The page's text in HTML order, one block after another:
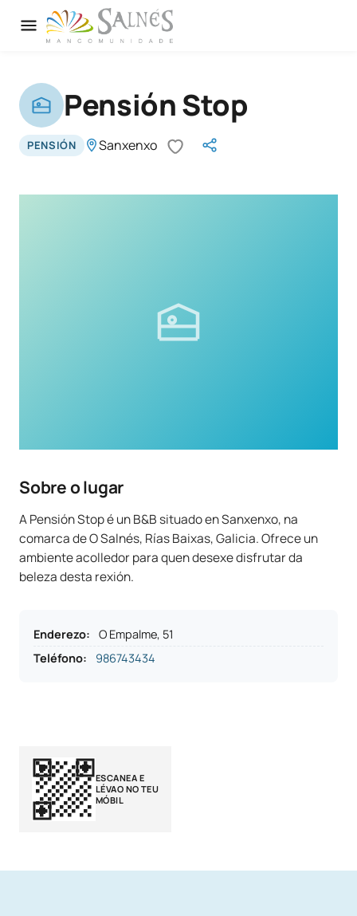
Pensión Stop
PENSIÓN Sanxenxo
Sobre o lugar
A Pensión Stop é un B&B situado en Sanxenxo, na
comarca de O Salnés, Rías Baixas, Galicia. Ofrece un
ambiente acolledor para quen desexe disfrutar da
beleza desta rexión.
Enderezo:
O Empalme, 51
Teléfono: 986743434
ESCANEA E
LÉVAO NO TEU
MÓBIL